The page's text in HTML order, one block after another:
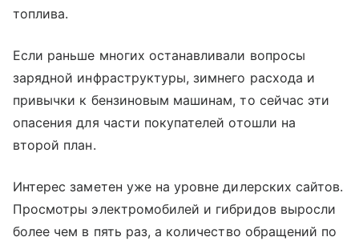
топлива.
Если раньше многих останавливали вопросы
зарядной инфраструктуры, зимнего расхода и
привычки к бензиновым машинам, то сейчас эти
опасения для части покупателей отошли на
второй план.
Интерес заметен уже на уровне дилерских сайтов.
Просмотры электромобилей и гибридов выросли
более чем в пять раз, а количество обращений по